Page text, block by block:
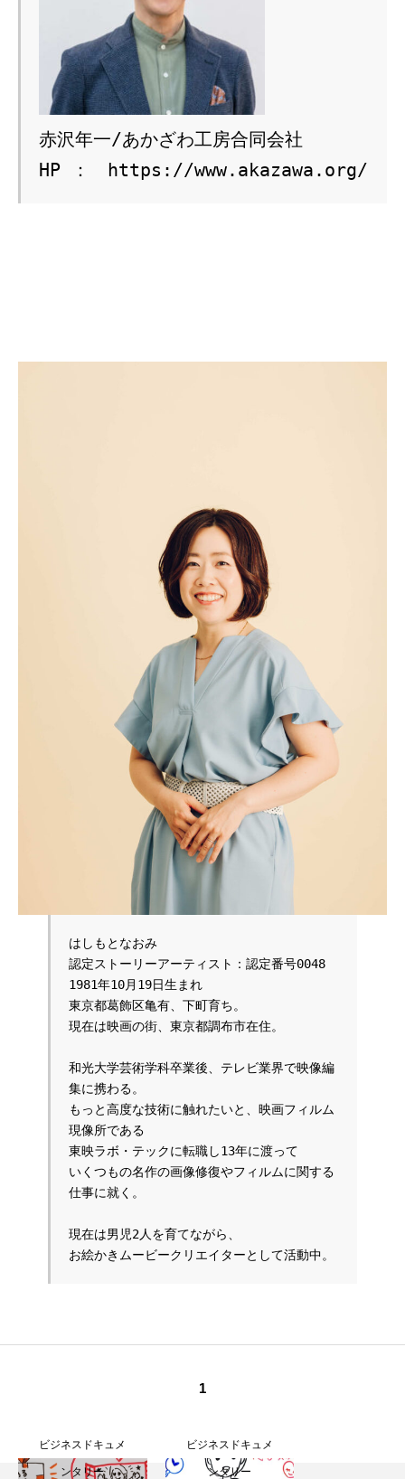
赤沢年一/あかざわ工房合同会社
HP ： https://www.akazawa.org/
はしもとなおみ
認定ストーリーアーティスト：認定番号0048
1981年10月19日生まれ
東京都葛飾区亀有、下町育ち。
現在は映画の街、東京都調布市在住。
和光大学芸術学科卒業後、テレビ業界で映像編
集に携わる。
もっと高度な技術に触れたいと、映画フィルム
現像所である
東映ラボ・テックに転職し13年に渡って
いくつもの名作の画像修復やフィルムに関する
仕事に就く。
現在は男児2人を育てながら、
お絵かきムービークリエイターとして活動中。
1
ビジネスドキュメ
ンタリー
ビジネスドキュメ
ンタリー